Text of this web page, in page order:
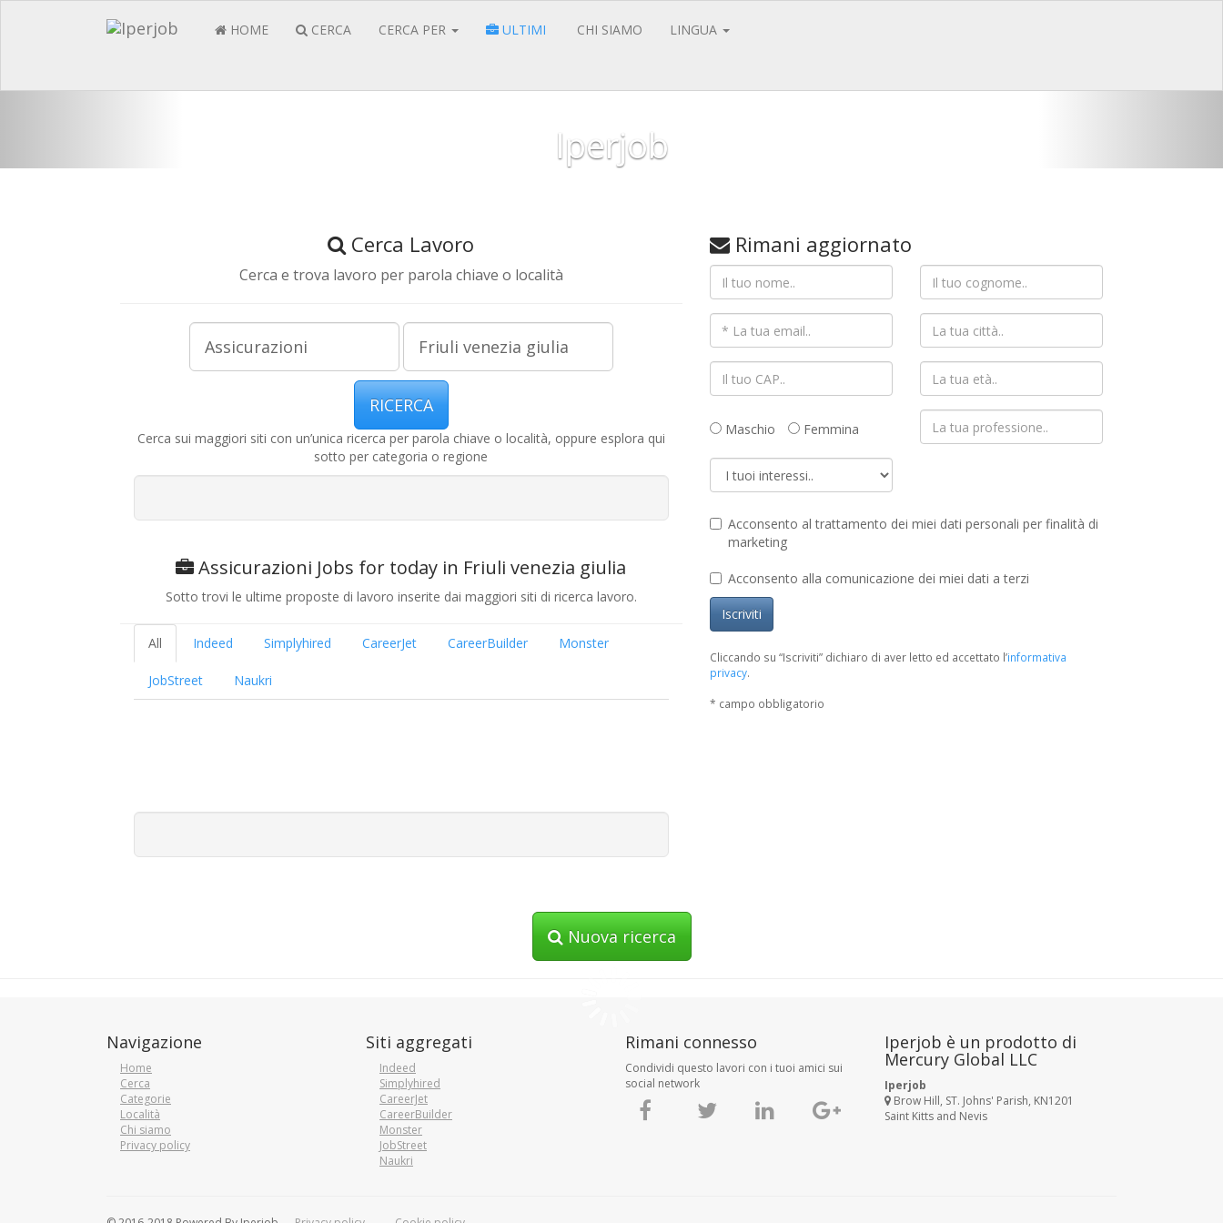
HOME CERCA CERCA PER ULTIMI CHI SIAMO LINGUA
Iperjob
Rimani aggiornato
Maschio Femmina
Acconsento al trattamento dei miei dati personali per finalità di
marketing
Acconsento alla comunicazione dei miei dati a terzi
Iscriviti
Cliccando su “Iscriviti” dichiaro di aver letto ed accettato l’informativa
privacy.
* campo obbligatorio
Cerca Lavoro
Cerca e trova lavoro per parola chiave o località
RICERCA
Cerca sui maggiori siti con un’unica ricerca per parola chiave o località, oppure esplora qui
sotto per categoria o regione
Assicurazioni Jobs for today in Friuli venezia giulia
Sotto trovi le ultime proposte di lavoro inserite dai maggiori siti di ricerca lavoro.
All Indeed Simplyhired CareerJet CareerBuilder Monster
JobStreet Naukri
Nuova ricerca
Navigazione
Home
Cerca
Categorie
Località
Chi siamo
Privacy policy
Siti aggregati
Indeed
Simplyhired
CareerJet
CareerBuilder
Monster
JobStreet
Naukri
Rimani connesso
Condividi questo lavori con i tuoi amici sui
social network
Iperjob è un prodotto di
Mercury Global LLC
Iperjob
Brow Hill, ST. Johns' Parish, KN1201
Saint Kitts and Nevis